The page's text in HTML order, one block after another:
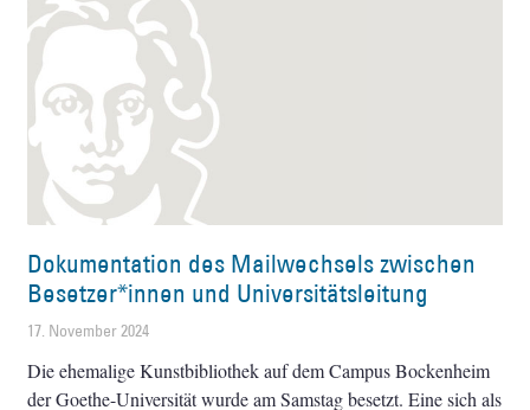
Dokumentation des Mailwechsels zwischen
Besetzer*innen und Universitätsleitung
17. November 2024
Die ehemalige Kunstbibliothek auf dem Campus Bockenheim
der Goethe-Universität wurde am Samstag besetzt. Eine sich als